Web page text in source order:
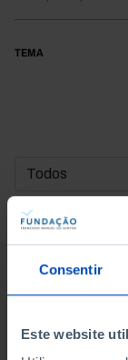
Consentir
Este website
TEMA
DATA DE INÍCIO
DATA DE FIM